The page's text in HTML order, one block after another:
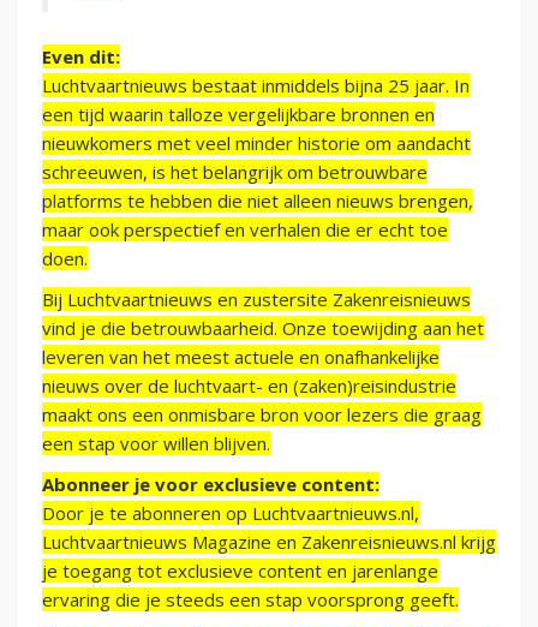
Even dit:
Luchtvaartnieuws bestaat inmiddels bijna 25 jaar. In
een tijd waarin talloze vergelijkbare bronnen en
nieuwkomers met veel minder historie om aandacht
schreeuwen, is het belangrijk om betrouwbare
platforms te hebben die niet alleen nieuws brengen,
maar ook perspectief en verhalen die er echt toe
doen.
Bij Luchtvaartnieuws en zustersite Zakenreisnieuws
vind je die betrouwbaarheid. Onze toewijding aan het
leveren van het meest actuele en onafhankelijke
nieuws over de luchtvaart- en (zaken)reisindustrie
maakt ons een onmisbare bron voor lezers die graag
een stap voor willen blijven.
Abonneer je voor exclusieve content:
Door je te abonneren op Luchtvaartnieuws.nl,
Luchtvaartnieuws Magazine en Zakenreisnieuws.nl krijg
je toegang tot exclusieve content en jarenlange
ervaring die je steeds een stap voorsprong geeft.